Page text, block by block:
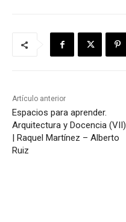
Artículo anterior
Espacios para aprender.
Arquitectura y Docencia (VII)
| Raquel Martínez – Alberto
Ruiz